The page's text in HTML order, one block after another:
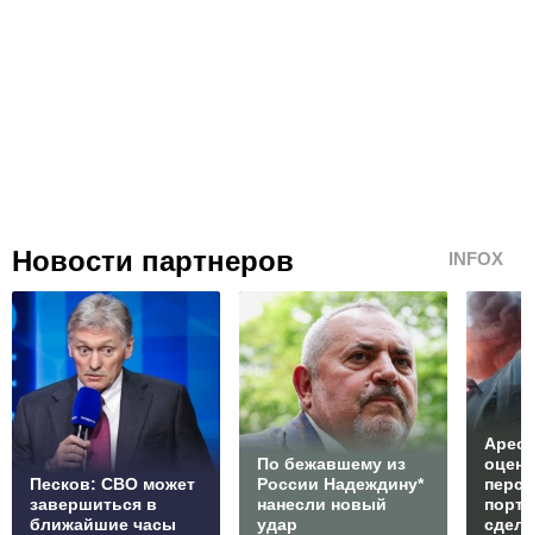
Новости партнеров INFOX
Песков: СВО может
завершиться в
ближайшие часы
По бежавшему из
России Надеждину*
нанесли новый
удар